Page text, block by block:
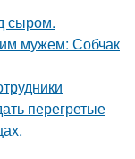
сыром.
мужем: Собчак
перегретые